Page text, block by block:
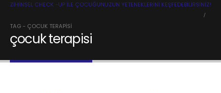
ZİHİNSEL CHECK -UP İLE ÇOCUĞUNUZUN YETENEKLERİNİ KEŞFEDEBİLİRSİNİZ!
TAG - ÇOCUK TERAPISI
çocuk terapisi